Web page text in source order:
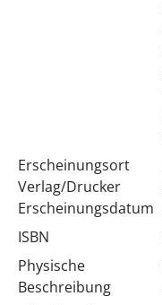
Erscheinungsort
Verlag/Drucker
Erscheinungsdatum
ISBN
Physische
Beschreibung